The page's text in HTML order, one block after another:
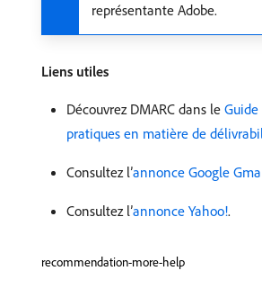
représentante Adobe.
Liens utiles
Découvrez DMARC dans le
pratiques en matière de
Consultez l’annonce Google
Consultez l’annonce Yahoo!.
recommendation-more-help